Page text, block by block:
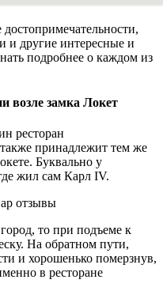
и другие интересные и
подробнее о каждом из
возле замка Локет
ресторан
принадлежит тем же
Буквально у
жил сам Карл IV.
то при подъеме к
На обратном пути,
и хорошенько померзнув,
в ресторане